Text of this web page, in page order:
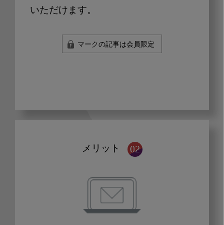
いただけます。
マークの記事は会員限定
メリット